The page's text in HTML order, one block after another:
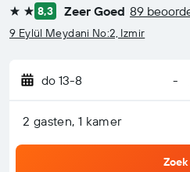
2 sterren
8,3 Zeer Goed 89
9 Eylül Meydani No:2, Izmir
do 13-8 -
2 gasten, 1 kamer
Zoek